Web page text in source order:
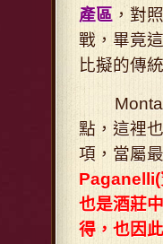
產區 ，對
戰，畢竟
比擬的傳
點，這裡
項，當屬
Paganelli(
也是酒莊
得，也因